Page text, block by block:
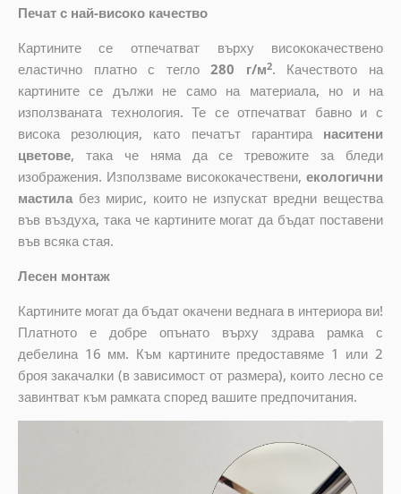
Печат с най-високо качество
Картините се отпечатват върху висококачествено
еластично платно с тегло280 г/м2. Качеството на
картините се дължи не само на материала, но и на
използваната технология. Те се отпечатват бавно и с
висока резолюция, като печатът гарантира наситени
цветове, така че няма да се тревожите за бледи
изображения. Използваме висококачествени,екологични
мастилабез мирис, които не изпускат вредни вещества
във въздуха, така че картините могат да бъдат поставени
във всяка стая.
Лесен монтаж
Картините могат да бъдат окачени веднага в интериора ви!
Платното е добре опънато върху здрава рамка с
дебелина 16 мм. Към картините предоставяме 1 или 2
броя закачалки (в зависимост от размера), които лесно се
завинтват към рамката според вашите предпочитания.